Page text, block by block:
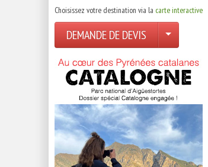
Choisissez votre destination via la carte interactive
DEMANDE DE DEVIS